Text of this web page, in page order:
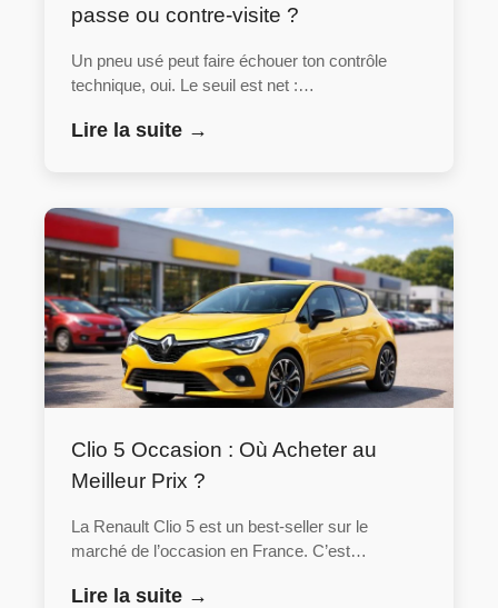
passe ou contre-visite ?
Un pneu usé peut faire échouer ton contrôle
technique, oui. Le seuil est net :…
Lire la suite →
Clio 5 Occasion : Où Acheter au
Meilleur Prix ?
La Renault Clio 5 est un best-seller sur le
marché de l’occasion en France. C’est…
Lire la suite →